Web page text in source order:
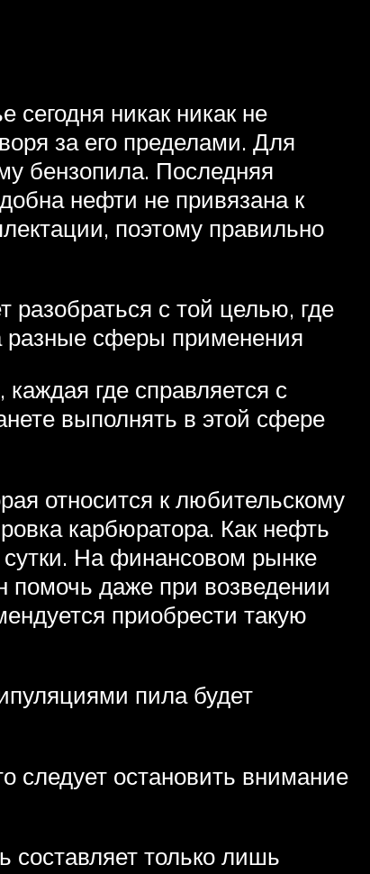
сегодня никак никак не
за его пределами. Для
бензопила. Последняя
нефти не привязана к
поэтому правильно
с той целью, где
разные сферы применения
где справляется с
выполнять в этой сфере
относится к любительскому
карбюратора. Как нефть
На финансовом рынке
помочь даже при возведении
приобрести такую
пила будет
следует остановить внимание
составляет только лишь